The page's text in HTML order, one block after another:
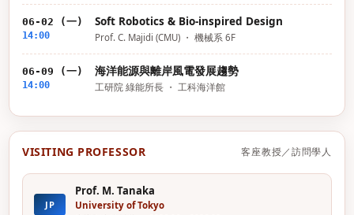
06-02 (一)
14:00
Soft Robotics & Bio-inspired Design
Prof. C. Majidi (CMU) ・ 機械系 6F
06-09 (一)
14:00
海洋能源與離岸風電發展趨勢
工研院 綠能所長 ・ 工科海洋館
VISITING PROFESSOR 客座教授／訪問學人
JP
Prof. M. Tanaka
University of Tokyo